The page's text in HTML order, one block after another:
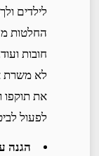
לילדים
החלטות
חובות
לא משרת
את תוקפו
לפעול
הגנה